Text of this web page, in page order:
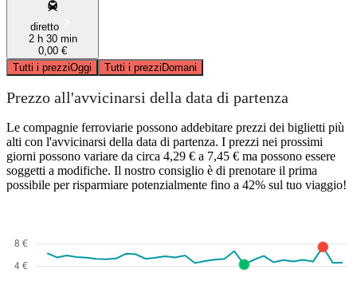
diretto
2 h 30 min
0,00 €
Tutti i prezziOggi Tutti i prezziDomani
Prezzo all'avvicinarsi della data di partenza
Le compagnie ferroviarie possono addebitare prezzi dei biglietti più
alti con l'avvicinarsi della data di partenza. I prezzi nei prossimi
giorni possono variare da circa 4,29 € a 7,45 € ma possono essere
soggetti a modifiche. Il nostro consiglio è di prenotare il prima
possibile per risparmiare potenzialmente fino a 42% sul tuo viaggio!